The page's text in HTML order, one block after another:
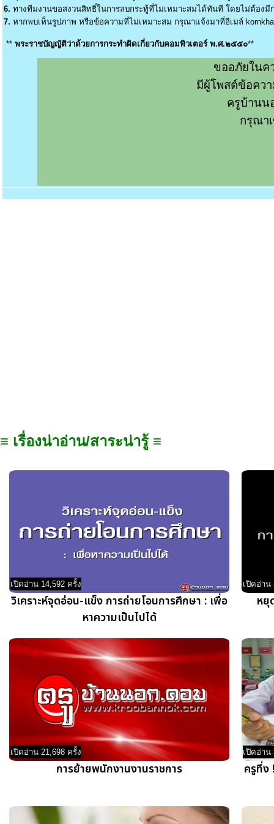
6. ทางทีมงานขอสงวนสิทธิ์ในการลบกระทู้ที่ไม่เหมาะสมได้ทันที โดยไม่ต้อง
7. หากพบเห็นรูปภาพ หรือข้อความที่ไม่เหมาะสม กรุณาแจ้งมาที่อีเมล์
** พระราชบัญญัติว่าด้วยการกระทำผิดเกี่ยวกับคอมพิวเตอร์ พ.ศ.๒๕๕๐**
ขออภัยในค
มีผู้โพสต์ข้อคว
ครูบ้านน
กรุณา
≡ เรื่องน่าอ่าน/สาระน่ารู้ ≡
เปิดอ่าน 14,592 ครั้ง
วิเคราะห์จุดอ่อน-แข็ง การถ่ายโอนการศึกษา : เพื่อ
หาความเป็นไปได้
เปิดอ่าน
หยุ
เปิดอ่าน 21,698 ครั้ง
การย้ายพนักงานงานราชการ
เปิดอ่าน
ครูทึ่ง